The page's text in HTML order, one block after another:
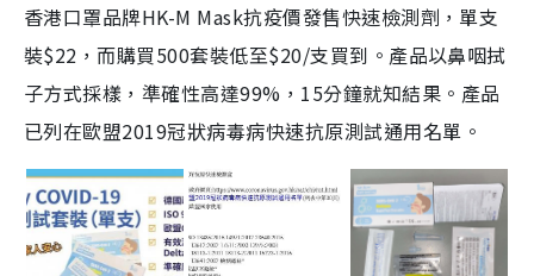
香港口罩品牌HK-M Mask抗疫價發售快速檢測劑，單支
裝$22，而購買500套裝低至$20/支買到。產品以鼻咽拭
子方式採樣，準確性高達99%，15分鐘就知結果。產品
已列在歐盟2019冠狀病毒病快速抗原測試通用名單。